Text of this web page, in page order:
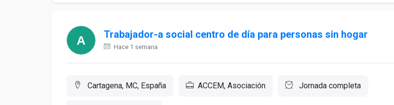
Trabajador-a social centro de día para personas sin hogar
Hace 1 semana
Cartagena, MC, España ACCEM, Asociación Jornada completa